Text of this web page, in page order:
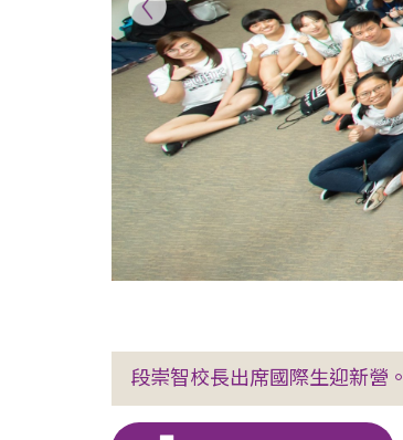
段崇智校長出席國際生迎新營。